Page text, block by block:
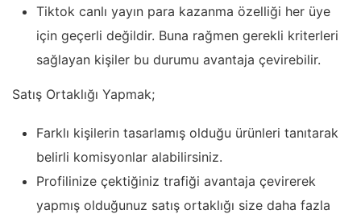
Tiktok canlı yayın para kazanma özelliği her üye
için geçerli değildir. Buna rağmen gerekli kriterleri
sağlayan kişiler bu durumu avantaja çevirebilir.
Satış Ortaklığı Yapmak;
Farklı kişilerin tasarlamış olduğu ürünleri tanıtarak
belirli komisyonlar alabilirsiniz.
Profilinize çektiğiniz trafiği avantaja çevirerek
yapmış olduğunuz satış ortaklığı size daha fazla